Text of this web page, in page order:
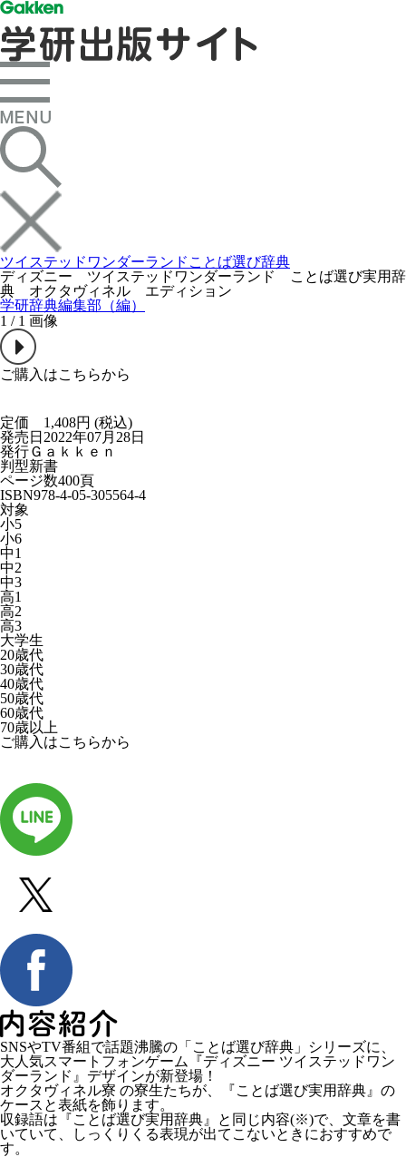
ツイステッドワンダーランドことば選び辞典
ディズニー ツイステッドワンダーランド ことば選び実用辞
典 オクタヴィネル エディション
学研辞典編集部（編）
1 / 1 画像
ご購入はこちらから
定価 1,408円 (税込)
発売日 2022年07月28日
発行Ｇａｋｋｅｎ
判型新書
ページ数400頁
ISBN978-4-05-305564-4
対象
小5
小6
中1
中2
中3
高1
高2
高3
大学生
20歳代
30歳代
40歳代
50歳代
60歳代
70歳以上
ご購入はこちらから
SNSやTV番組で話題沸騰の「ことば選び辞典」シリーズに、
大人気スマートフォンゲーム『ディズニー ツイステッドワン
ダーランド』デザインが新登場！
オクタヴィネル寮 の寮生たちが、『ことば選び実用辞典』の
ケースと表紙を飾ります。
収録語は『ことば選び実用辞典』と同じ内容(※)で、文章を書
いていて、しっくりくる表現が出てこないときにおすすめで
す。